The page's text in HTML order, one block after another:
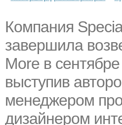
Компания
завершила
More в
выступив
менеджером
дизайнером